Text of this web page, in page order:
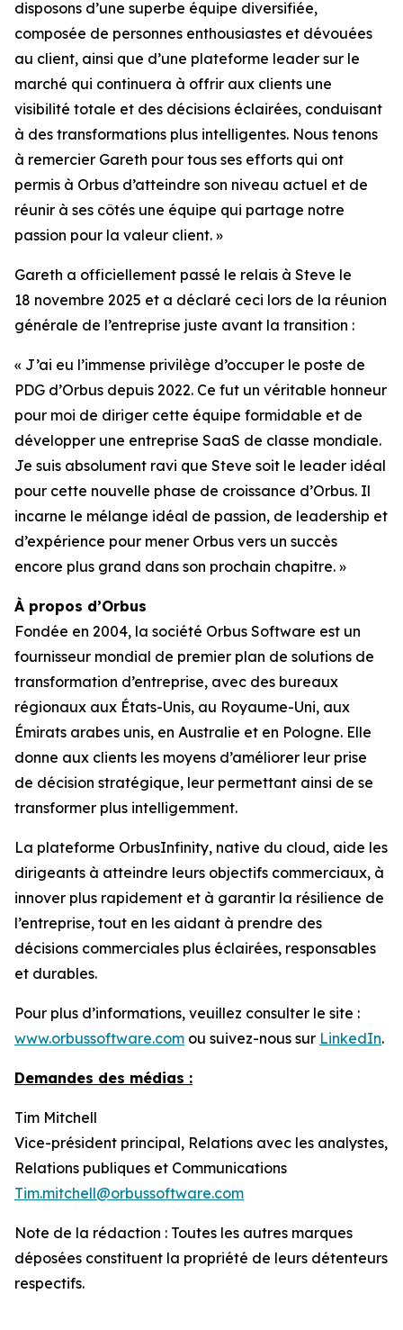
disposons d’une superbe équipe diversifiée,
composée de personnes enthousiastes et dévouées
au client, ainsi que d’une plateforme leader sur le
marché qui continuera à offrir aux clients une
visibilité totale et des décisions éclairées, conduisant
à des transformations plus intelligentes. Nous tenons
à remercier Gareth pour tous ses efforts qui ont
permis à Orbus d’atteindre son niveau actuel et de
réunir à ses côtés une équipe qui partage notre
passion pour la valeur client. »
Gareth a officiellement passé le relais à Steve le
18 novembre 2025 et a déclaré ceci lors de la réunion
générale de l’entreprise juste avant la transition :
« J’ai eu l’immense privilège d’occuper le poste de
PDG d’Orbus depuis 2022. Ce fut un véritable honneur
pour moi de diriger cette équipe formidable et de
développer une entreprise SaaS de classe mondiale.
Je suis absolument ravi que Steve soit le leader idéal
pour cette nouvelle phase de croissance d’Orbus. Il
incarne le mélange idéal de passion, de leadership et
d’expérience pour mener Orbus vers un succès
encore plus grand dans son prochain chapitre. »
À propos d’Orbus
Fondée en 2004, la société Orbus Software est un
fournisseur mondial de premier plan de solutions de
transformation d’entreprise, avec des bureaux
régionaux aux États-Unis, au Royaume-Uni, aux
Émirats arabes unis, en Australie et en Pologne. Elle
donne aux clients les moyens d’améliorer leur prise
de décision stratégique, leur permettant ainsi de se
transformer plus intelligemment.
La plateforme OrbusInfinity, native du cloud, aide les
dirigeants à atteindre leurs objectifs commerciaux, à
innover plus rapidement et à garantir la résilience de
l’entreprise, tout en les aidant à prendre des
décisions commerciales plus éclairées, responsables
et durables.
Pour plus d’informations, veuillez consulter le site :
www.orbussoftware.com ou suivez-nous sur LinkedIn.
Demandes des médias :
Tim Mitchell
Vice-président principal, Relations avec les analystes,
Relations publiques et Communications
Tim.mitchell@orbussoftware.com
Note de la rédaction : Toutes les autres marques
déposées constituent la propriété de leurs détenteurs
respectifs.